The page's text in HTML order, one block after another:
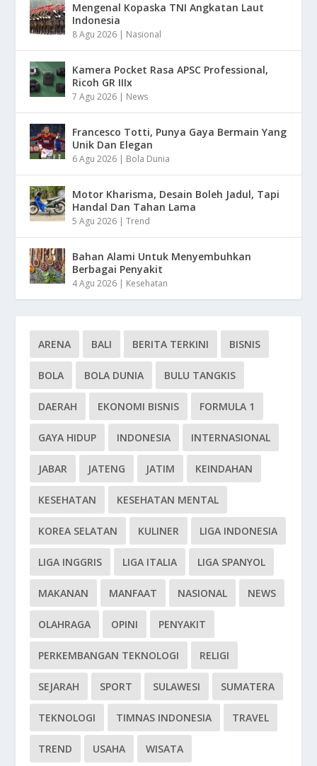
Mengenal Kopaska TNI Angkatan Laut
Indonesia
8 Agu 2026 | Nasional
Kamera Pocket Rasa APSC Professional,
Ricoh GR IIIx
7 Agu 2026 | News
Francesco Totti, Punya Gaya Bermain Yang
Unik Dan Elegan
6 Agu 2026 | Bola Dunia
Motor Kharisma, Desain Boleh Jadul, Tapi
Handal Dan Tahan Lama
5 Agu 2026 |Trend
Bahan Alami Untuk Menyembuhkan
Berbagai Penyakit
4 Agu 2026 | Kesehatan
ARENA BALI BERITA TERKINI BISNIS
BOLA BOLA DUNIA BULU TANGKIS
DAERAH EKONOMI BISNIS FORMULA 1
GAYA HIDUP INDONESIA INTERNASIONAL
JABAR JATENG JATIM KEINDAHAN
KESEHATAN KESEHATAN MENTAL
KOREA SELATAN KULINER LIGA INDONESIA
LIGA INGGRIS LIGA ITALIA LIGA SPANYOL
MAKANAN MANFAAT NASIONAL NEWS
OLAHRAGA OPINI PENYAKIT
PERKEMBANGAN TEKNOLOGI RELIGI
SEJARAH SPORT SULAWESI SUMATERA
TEKNOLOGI TIMNAS INDONESIA TRAVEL
TREND USAHA WISATA